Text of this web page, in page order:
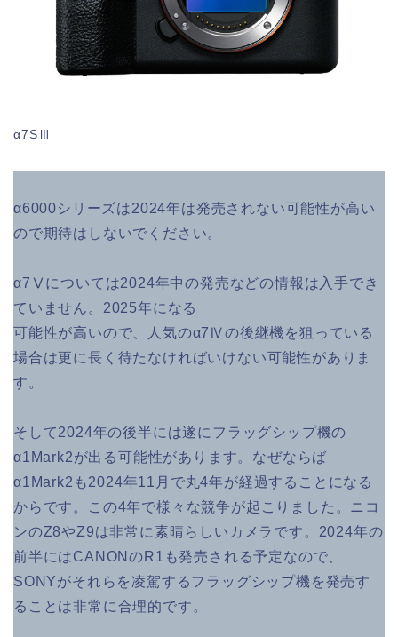
α7SⅢ
α6000シリーズは2024年は発売されない可能性が高い
ので期待はしないでください。
α7Ⅴについては2024年中の発売などの情報は入手でき
ていません。2025年になる
可能性が高いので、人気のα7Ⅳの後継機を狙っている
場合は更に長く待たなければいけない可能性がありま
す。
そして2024年の後半には遂にフラッグシップ機の
α1Mark2が出る可能性があります。なぜならば
α1Mark2も2024年11月で丸4年が経過することになる
からです。この4年で様々な競争が起こりました。ニコ
ンのZ8やZ9は非常に素晴らしいカメラです。2024年の
前半にはCANONのR1も発売される予定なので、
SONYがそれらを凌駕するフラッグシップ機を発売す
ることは非常に合理的です。